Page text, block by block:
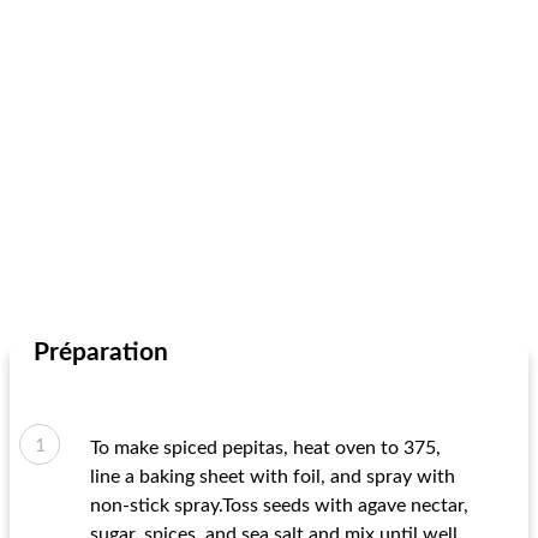
Préparation
To make spiced pepitas, heat oven to 375,
line a baking sheet with foil, and spray with
non-stick spray.Toss seeds with agave nectar,